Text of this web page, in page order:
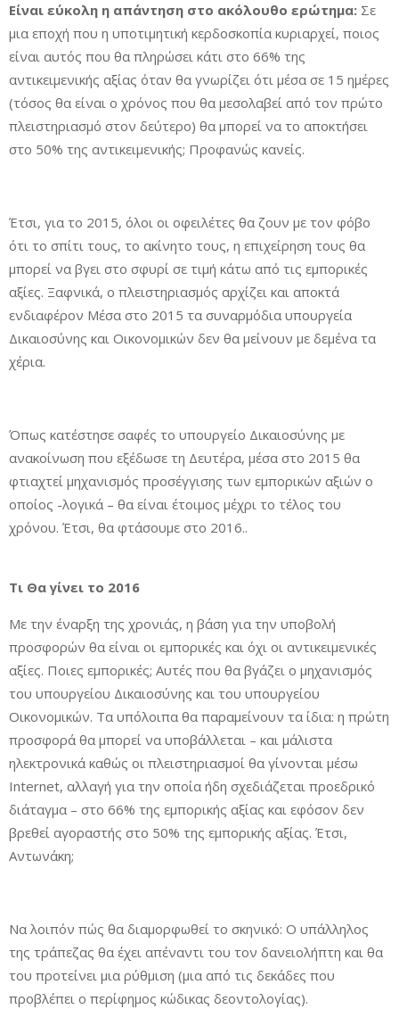
Είναι εύκολη η απάντηση στο ακόλουθο ερώτημα: Σε
μια εποχή που η υποτιμητική κερδοσκοπία κυριαρχεί, ποιος
είναι αυτός που θα πληρώσει κάτι στο 66% της
αντικειμενικής αξίας όταν θα γνωρίζει ότι μέσα σε 15 ημέρες
(τόσος θα είναι ο χρόνος που θα μεσολαβεί από τον πρώτο
πλειστηριασμό στον δεύτερο) θα μπορεί να το αποκτήσει
στο 50% της αντικειμενικής; Προφανώς κανείς.
Έτσι, για το 2015, όλοι οι οφειλέτες θα ζουν με τον φόβο
ότι το σπίτι τους, το ακίνητο τους, η επιχείρηση τους θα
μπορεί να βγει στο σφυρί σε τιμή κάτω από τις εμπορικές
αξίες. Ξαφνικά, ο πλειστηριασμός αρχίζει και αποκτά
ενδιαφέρον Μέσα στο 2015 τα συναρμόδια υπουργεία
Δικαιοσύνης και Οικονομικών δεν θα μείνουν με δεμένα τα
χέρια.
Όπως κατέστησε σαφές το υπουργείο Δικαιοσύνης με
ανακοίνωση που εξέδωσε τη Δευτέρα, μέσα στο 2015 θα
φτιαχτεί μηχανισμός προσέγγισης των εμπορικών αξιών ο
οποίος -λογικά – θα είναι έτοιμος μέχρι το τέλος του
χρόνου. Έτσι, θα φτάσουμε στο 2016..
Τι Θα γίνει το 2016
Με την έναρξη της χρονιάς, η βάση για την υποβολή
προσφορών θα είναι οι εμπορικές και όχι οι αντικειμενικές
αξίες. Ποιες εμπορικές; Αυτές που θα βγάζει ο μηχανισμός
του υπουργείου Δικαιοσύνης και του υπουργείου
Οικονομικών. Τα υπόλοιπα θα παραμείνουν τα ίδια: η πρώτη
προσφορά θα μπορεί να υποβάλλεται – και μάλιστα
ηλεκτρονικά καθώς οι πλειστηριασμοί θα γίνονται μέσω
Internet, αλλαγή για την οποία ήδη σχεδιάζεται προεδρικό
διάταγμα – στο 66% της εμπορικής αξίας και εφόσον δεν
βρεθεί αγοραστής στο 50% της εμπορικής αξίας. Έτσι,
Αντωνάκη;
Να λοιπόν πώς θα διαμορφωθεί το σκηνικό: Ο υπάλληλος
της τράπεζας θα έχει απέναντι του τον δανειολήπτη και θα
του προτείνει μια ρύθμιση (μια από τις δεκάδες που
προβλέπει ο περίφημος κώδικας δεοντολογίας).